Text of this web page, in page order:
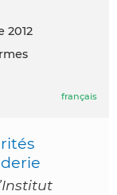
2012
français